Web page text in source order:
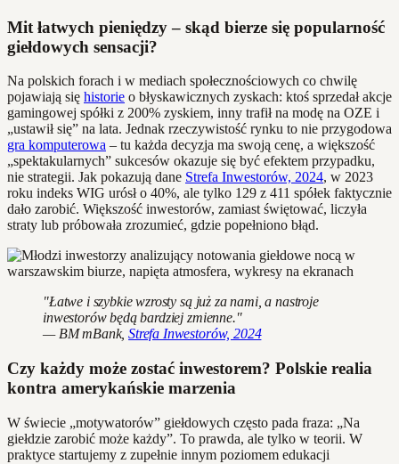
Mit łatwych pieniędzy – skąd bierze się popularność
giełdowych sensacji?
Na polskich forach i w mediach społecznościowych co chwilę
pojawiają się historie o błyskawicznych zyskach: ktoś sprzedał akcje
gamingowej spółki z 200% zyskiem, inny trafił na modę na OZE i
„ustawił się” na lata. Jednak rzeczywistość rynku to nie przygodowa
gra komputerowa – tu każda decyzja ma swoją cenę, a większość
„spektakularnych” sukcesów okazuje się być efektem przypadku,
nie strategii. Jak pokazują dane Strefa Inwestorów, 2024, w 2023
roku indeks WIG urósł o 40%, ale tylko 129 z 411 spółek faktycznie
dało zarobić. Większość inwestorów, zamiast świętować, liczyła
straty lub próbowała zrozumieć, gdzie popełniono błąd.
"Łatwe i szybkie wzrosty są już za nami, a nastroje
inwestorów będą bardziej zmienne."
— BM mBank,Strefa Inwestorów, 2024
Czy każdy może zostać inwestorem? Polskie realia
kontra amerykańskie marzenia
W świecie „motywatorów” giełdowych często pada fraza: „Na
giełdzie zarobić może każdy”. To prawda, ale tylko w teorii. W
praktyce startujemy z zupełnie innym poziomem edukacji